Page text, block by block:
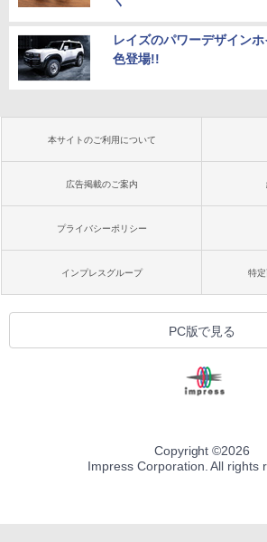
レイズのパワーデザイン
色登場!!
本サイトのご利用について
広告掲載のご案内
プライバシーポリシー
インプレスグループ 特
PC版で見る
Copyright ©2026
Impress Corporation. All rights